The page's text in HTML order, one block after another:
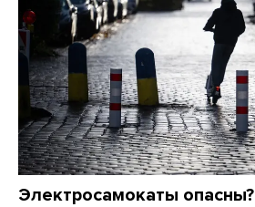
Электросамокаты опасны?